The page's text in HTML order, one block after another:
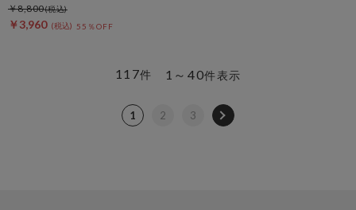
￥3,960 55％OFF
￥8,800
1～40件表示
117件
1 2 3